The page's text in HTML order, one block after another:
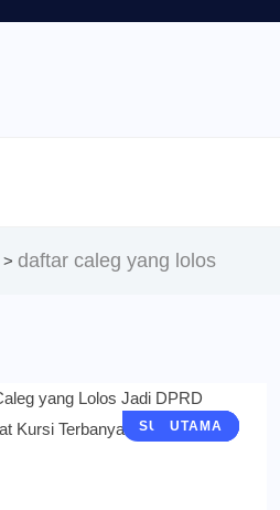
> daftar caleg yang lolos
BERITA
POLITIK
SURABAYA
UTAMA